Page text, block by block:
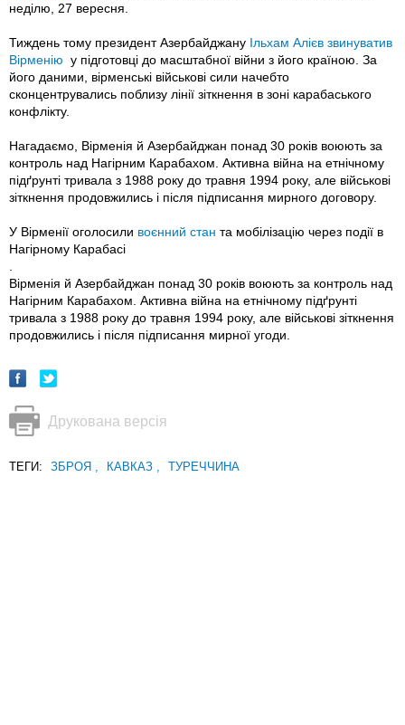
неділю, 27 вересня.
Тиждень тому президент Азербайджану Ільхам Алієв звинуватив
Вірменію у підготовці до масштабної війни з його країною. За
його даними, вірменські військові сили начебто
сконцентрувались поблизу лінії зіткнення в зоні карабаського
конфлікту.
Нагадаємо, Вірменія й Азербайджан понад 30 років воюють за
контроль над Нагірним Карабахом. Активна війна на етнічному
підґрунті тривала з 1988 року до травня 1994 року, але військові
зіткнення продовжились і після підписання мирного договору.
У Вірменії оголосили воєнний стан та мобілізацію через події в
Нагірному Карабасі
Вірменія й Азербайджан понад 30 років воюють за контроль над
Нагірним Карабахом. Активна війна на етнічному підґрунті
тривала з 1988 року до травня 1994 року, але військові зіткнення
продовжились і після підписання мирної угоди.
Друкована версія
ТЕГИ: ЗБРОЯ , КАВКАЗ , ТУРЕЧЧИНА